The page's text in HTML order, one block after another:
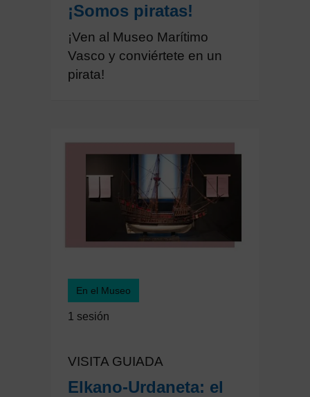
¡Somos piratas!
¡Ven al Museo Marítimo
Vasco y conviértete en un
pirata!
En el Museo
1 sesión
VISITA GUIADA
Elkano-Urdaneta: el